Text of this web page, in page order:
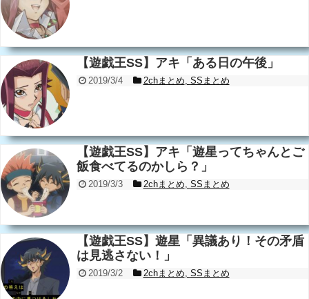
【遊戯王SS】アキ「ある日の午後」
2019/3/4 2chまとめ, SSまとめ
【遊戯王SS】アキ「遊星ってちゃんとご
飯食べてるのかしら？」
2019/3/3 2chまとめ, SSまとめ
【遊戯王SS】遊星「異議あり！その矛盾
は見逃さない！」
2019/3/2 2chまとめ, SSまとめ